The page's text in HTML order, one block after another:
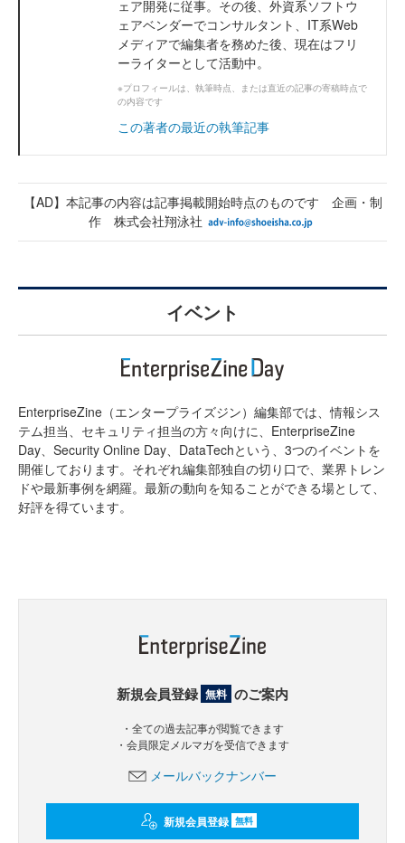
ェア開発に従事。その後、外資系ソフトウ
ェアベンダーでコンサルタント、IT系Web
メディアで編集者を務めた後、現在はフリ
ーライターとして活動中。
※プロフィールは、執筆時点、または直近の記事の寄稿時点で
の内容です
この著者の最近の執筆記事
【AD】本記事の内容は記事掲載開始時点のものです 企画・制
作 株式会社翔泳社
イベント
EnterpriseZine（エンタープライズジン）編集部では、情報シス
テム担当、セキュリティ担当の方々向けに、EnterpriseZine
Day、Security Online Day、DataTechという、3つのイベントを
開催しております。それぞれ編集部独自の切り口で、業界トレン
ドや最新事例を網羅。最新の動向を知ることができる場として、
好評を得ています。
新規会員登録 無料 のご案内
・全ての過去記事が閲覧できます
・会員限定メルマガを受信できます
メールバックナンバー
新規会員登録 無料